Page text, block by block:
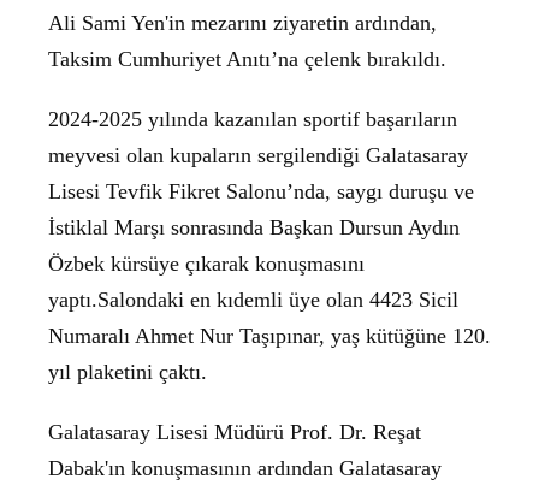
Ali Sami Yen'in mezarını ziyaretin ardından,
Taksim Cumhuriyet Anıtı’na çelenk bırakıldı.
2024-2025 yılında kazanılan sportif başarıların
meyvesi olan kupaların sergilendiği Galatasaray
Lisesi Tevfik Fikret Salonu’nda, saygı duruşu ve
İstiklal Marşı sonrasında Başkan Dursun Aydın
Özbek kürsüye çıkarak konuşmasını
yaptı.Salondaki en kıdemli üye olan 4423 Sicil
Numaralı Ahmet Nur Taşıpınar, yaş kütüğüne 120.
yıl plaketini çaktı.
Galatasaray Lisesi Müdürü Prof. Dr. Reşat
Dabak'ın konuşmasının ardından Galatasaray